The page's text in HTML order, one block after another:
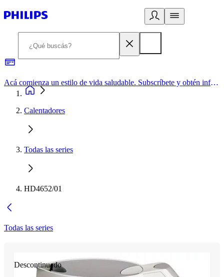
Acá comienza un estilo de vida saludable. Subscríbete y obtén información de primera mano
Calentadores
Todas las series
HD4652/01
Todas las series
Descontinuado